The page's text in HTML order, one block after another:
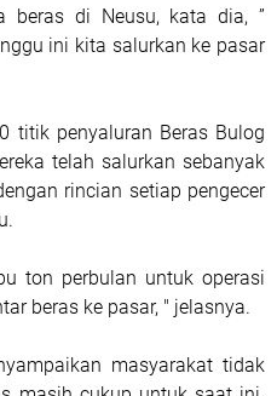
beras di Neusu, kata dia, ”
ini kita salurkan ke pasar
titik penyaluran Beras Bulog
telah salurkan sebanyak
rincian setiap pengecer
ton perbulan untuk operasi
beras ke pasar, " jelasnya.
masyarakat tidak